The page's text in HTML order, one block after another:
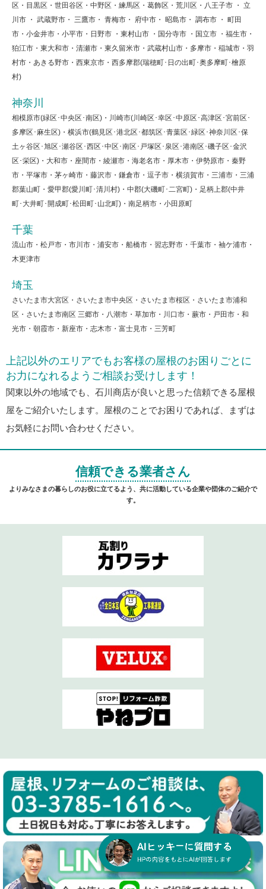
区・目黒区・世田谷区・中野区・練馬区・葛飾区・荒川区・八王子市 ・ 立
川市 ・ 武蔵野市・ 三鷹市・ 青梅市・ 府中市・ 昭島市・ 調布市 ・ 町田
市・小金井市・小平市・日野市 ・東村山市 ・国分寺市 ・国立市 ・福生市・
狛江市・東大和市・清瀬市・東久留米市・武蔵村山市・多摩市・稲城市・羽
村市・あきる野市・西東京市・西多摩郡(瑞穂町･日の出町･奥多摩町･檜原
村)
神奈川
相模原市(緑区･中央区･南区)・川崎市(川崎区･幸区･中原区･高津区･宮前区･
多摩区･麻生区)・横浜市(鶴見区･港北区･都筑区･青葉区･緑区･神奈川区･保
土ヶ谷区･旭区･瀬谷区･西区･中区･南区･戸塚区･泉区･港南区･磯子区･金沢
区･栄区)・大和市・座間市・綾瀬市・海老名市・厚木市・伊勢原市・秦野
市・平塚市・茅ヶ崎市・藤沢市・鎌倉市・逗子市・横須賀市・三浦市・三浦
郡葉山町・愛甲郡(愛川町･清川村)・中郡(大磯町･二宮町)・足柄上郡(中井
町･大井町･開成町･松田町･山北町)・南足柄市・小田原町
千葉
流山市・松戸市・市川市・浦安市・船橋市・習志野市・千葉市・袖ケ浦市・
木更津市
埼玉
さいたま市大宮区・さいたま市中央区・さいたま市桜区・さいたま市浦和
区・さいたま市南区 三郷市・八潮市・草加市・川口市・蕨市・戸田市・和
光市・朝霞市・新座市・志木市・富士見市・三芳町
上記以外のエリアでもお客様の屋根のお困りごとに
お力になれるようご相談お受けします！
関東以外の地域でも、石川商店が良いと思った信頼できる屋根
屋をご紹介いたします。屋根のことでお困りであれば、まずは
お気軽にお問い合わせください。
信頼できる業者さん
よりみなさまの暮らしのお役に立てるよう、共に活動している企業や団体のご紹介で
す。